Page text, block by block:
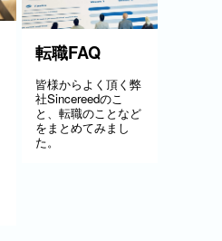
転職FAQ
皆様からよく頂く弊
社Sincereedのこ
と、転職のことなど
をまとめてみまし
た。